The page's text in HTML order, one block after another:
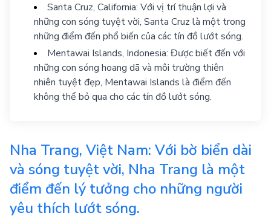
Santa Cruz, California: Với vị trí thuận lợi và
những con sóng tuyệt vời, Santa Cruz là một trong
những điểm đến phổ biến của các tín đồ lướt sóng.
Mentawai Islands, Indonesia: Được biết đến với
những con sóng hoang dã và môi trường thiên
nhiên tuyệt đẹp, Mentawai Islands là điểm đến
không thể bỏ qua cho các tín đồ lướt sóng.
Nha Trang, Việt Nam: Với bờ biển dài
và sóng tuyệt vời, Nha Trang là một
điểm đến lý tưởng cho những người
yêu thích lướt sóng.